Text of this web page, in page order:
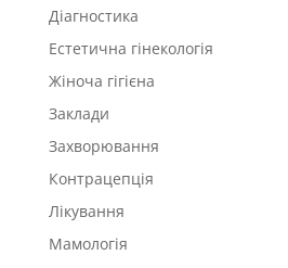
Діагностика
Естетична гінекологія
Жіноча гігієна
Заклади
Захворювання
Контрацепція
Лікування
Мамологія